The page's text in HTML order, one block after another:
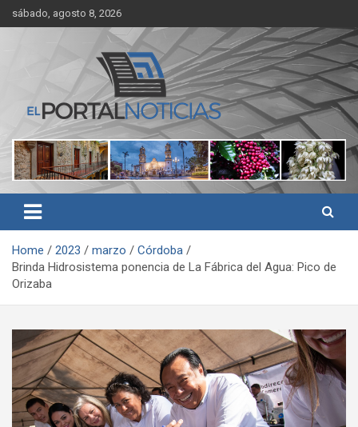
Skip
to
sábado, agosto 8, 2026
El Portal Noticias
Noticias de Córdoba, Veracruz y al región
Home 2023 marzo
Córdoba
Brinda Hidrosistema ponencia de La Fábrica del Agua: Pico de
Orizaba